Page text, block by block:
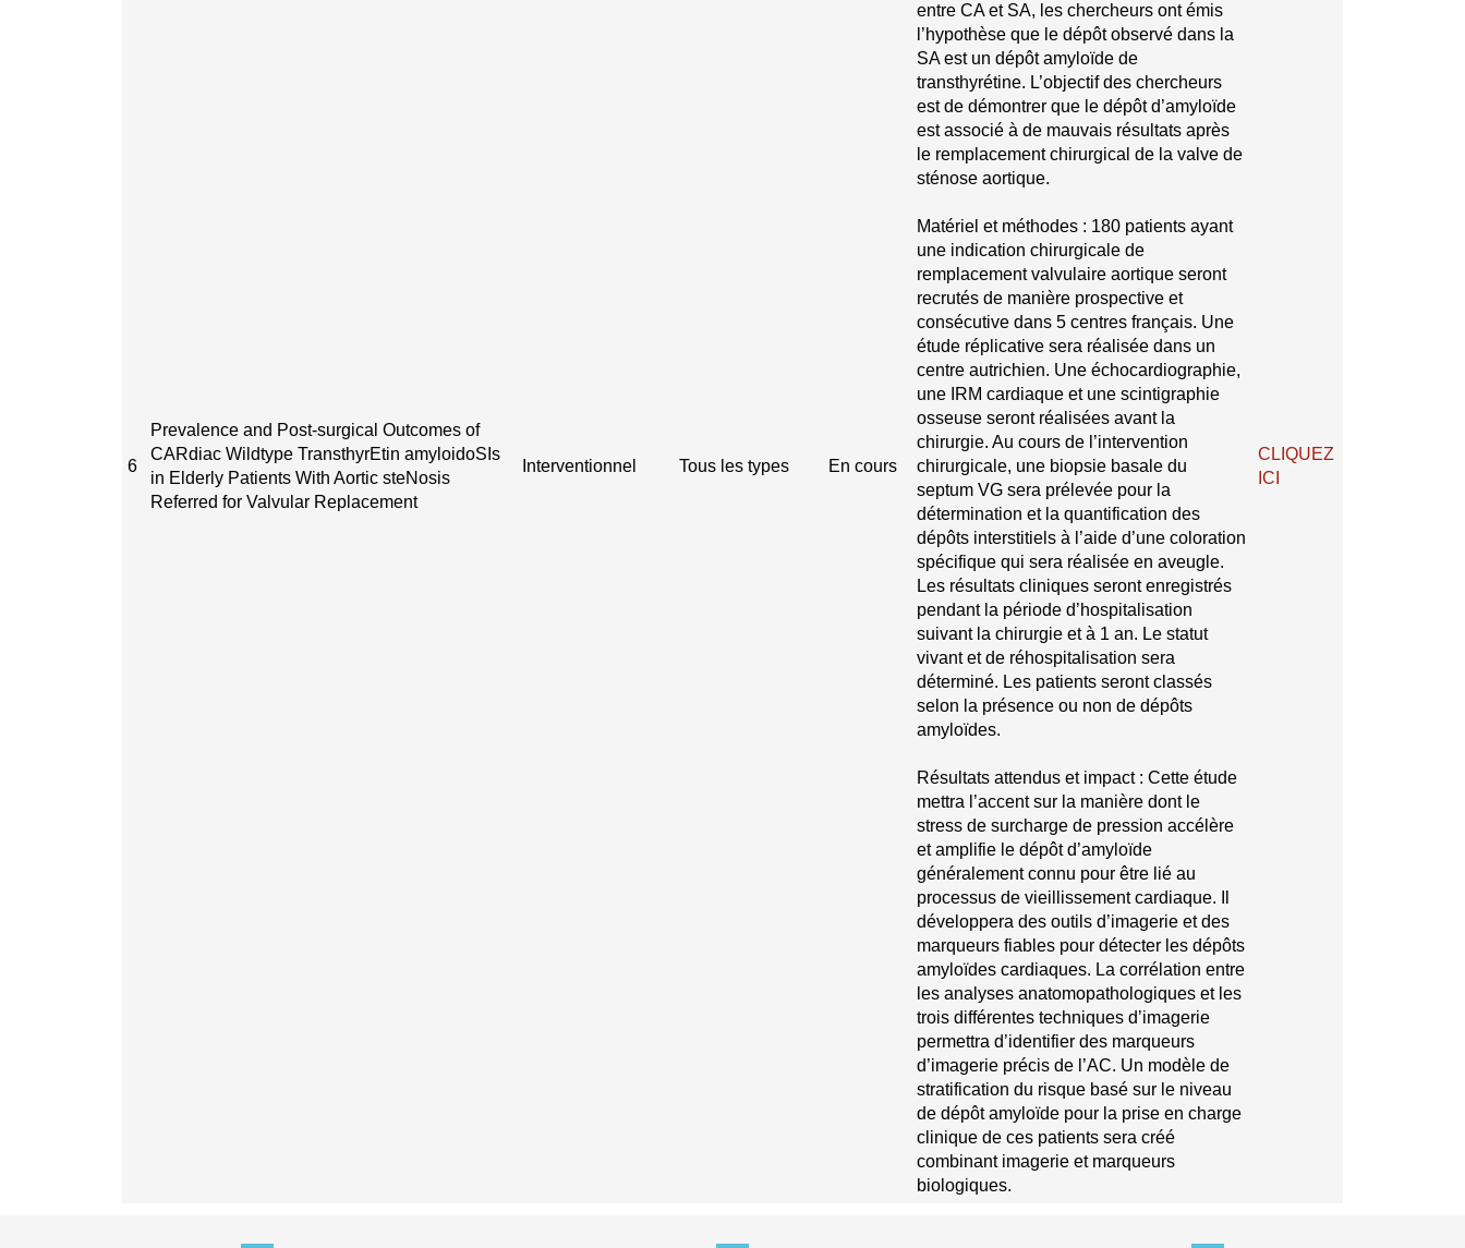
6
Prevalence and Post-surgical Outcomes of
CARdiac Wildtype TransthyrEtin amyloidoSIs
in Elderly Patients With Aortic steNosis
Referred for Valvular Replacement
Interventionnel Tous les types En cours
entre CA et SA, les chercheurs ont émis
l’hypothèse que le dépôt observé dans la
SA est un dépôt amyloïde de
transthyrétine. L’objectif des chercheurs
est de démontrer que le dépôt d’amyloïde
est associé à de mauvais résultats après
le remplacement chirurgical de la valve de
sténose aortique.
Matériel et méthodes : 180 patients ayant
une indication chirurgicale de
remplacement valvulaire aortique seront
recrutés de manière prospective et
consécutive dans 5 centres français. Une
étude réplicative sera réalisée dans un
centre autrichien. Une échocardiographie,
une IRM cardiaque et une scintigraphie
osseuse seront réalisées avant la
chirurgie. Au cours de l’intervention
chirurgicale, une biopsie basale du
septum VG sera prélevée pour la
détermination et la quantification des
dépôts interstitiels à l’aide d’une coloration
spécifique qui sera réalisée en aveugle.
Les résultats cliniques seront enregistrés
pendant la période d’hospitalisation
suivant la chirurgie et à 1 an. Le statut
vivant et de réhospitalisation sera
déterminé. Les patients seront classés
selon la présence ou non de dépôts
amyloïdes.
Résultats attendus et impact : Cette étude
mettra l’accent sur la manière dont le
stress de surcharge de pression accélère
et amplifie le dépôt d’amyloïde
généralement connu pour être lié au
processus de vieillissement cardiaque. Il
développera des outils d’imagerie et des
marqueurs fiables pour détecter les dépôts
amyloïdes cardiaques. La corrélation entre
les analyses anatomopathologiques et les
trois différentes techniques d’imagerie
permettra d’identifier des marqueurs
d’imagerie précis de l’AC. Un modèle de
stratification du risque basé sur le niveau
de dépôt amyloïde pour la prise en charge
clinique de ces patients sera créé
combinant imagerie et marqueurs
biologiques.
CLIQUEZ
ICI